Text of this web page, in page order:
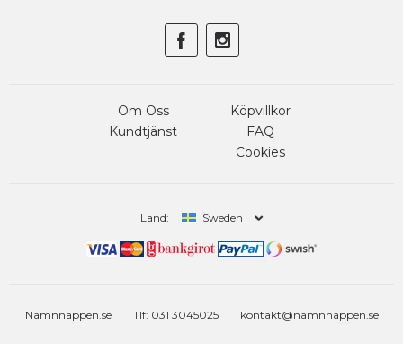
Om Oss
Kundtjänst
Köpvillkor
FAQ
Cookies
Land: Sweden
Namnnappen.se Tlf: 031 3045025 kontakt@namnnappen.se